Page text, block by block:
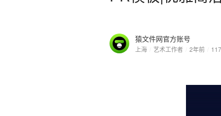
猿文件网官方账号
上海 艺术工作者 2年前 117